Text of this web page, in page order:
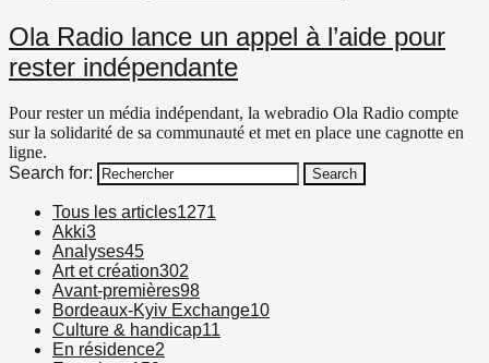
Ola Radio lance un appel à l’aide pour
rester indépendante
Pour rester un média indépendant, la webradio Ola Radio compte
sur la solidarité de sa communauté et met en place une cagnotte en
ligne.
Search for:
Search
Tous les articles1271
Akki3
Analyses45
Art et création302
Avant-premières98
Bordeaux-Kyiv Exchange10
Culture & handicap11
En résidence2